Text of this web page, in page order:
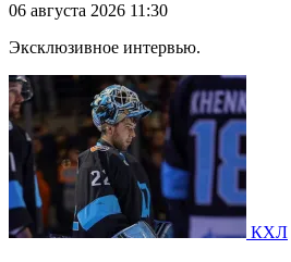
06 августа 2026 11:30
Эксклюзивное интервью.
КХЛ